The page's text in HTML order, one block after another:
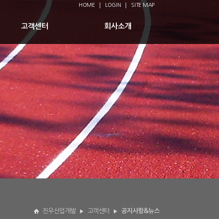
고객센터 회사소개
SITE MAP
LOGIN
HOME
진우산업개발 고객센터 공지사항&뉴스